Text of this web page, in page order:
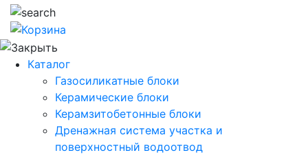
Каталог
Газосиликатные блоки
Керамические блоки
Керамзитобетонные блоки
Дренажная система участка и
поверхностный водоотвод